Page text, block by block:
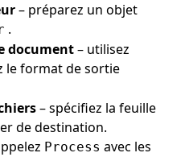
– préparez un objet
.
document– utilisez
le format de sortie
– spécifiez la feuille
de destination.
Process avec les